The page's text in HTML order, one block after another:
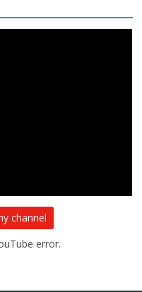
channel
error.